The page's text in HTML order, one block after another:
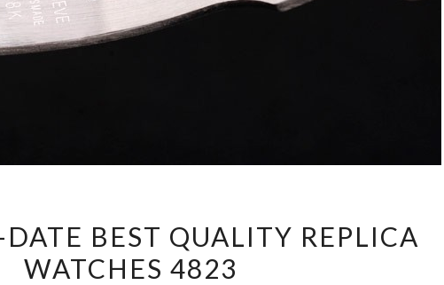
DAY-
DATE
DATE BEST QUALITY REPLICA
WATCHES 4823